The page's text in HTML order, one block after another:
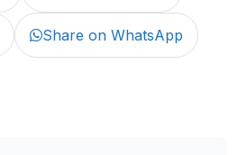
Share on WhatsApp